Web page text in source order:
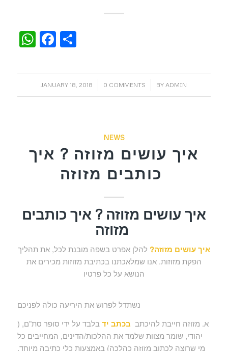
WhatsApp
Facebook
Share
JANUARY 18, 2018
/ 0 COMMENTS
/ BY ADMIN
NEWS
איך עושים מזוזה ? איך
איך עושים מזוזה ? איך כותבים
איך עושים מזוזה? להלן אפרט בשפה מובנת לכל, את תהליך
הפקת מזוזות. אנו שמלאכתנו בכתיבת מזוזות מכירים את
הנושא על כל פרטיו
נשתדל לפרוש את היריעה כולה לפניכם
א. מזוזה חייבת להיכתב בכתב יד בלבד על ידי סופר סת”ם, (
יהודי, שומר מצוות שלמד את ההלכות/הדינים, המחייבים כל
מי שרוצה לכתוב מזוזה כהלכה) באמצעות כלי כתיבה מיוחד,